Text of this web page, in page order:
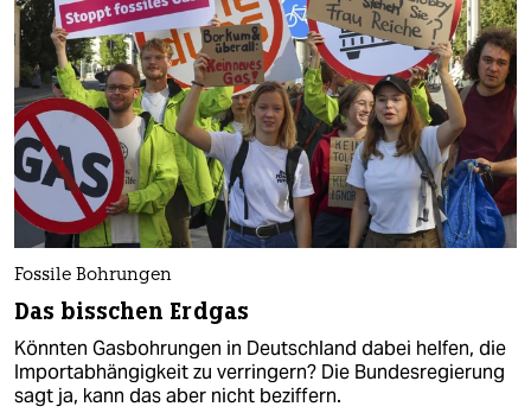
Fossile Bohrungen
Das bisschen Erdgas
Könnten Gasbohrungen in Deutschland dabei helfen, die
Importabhängigkeit zu verringern? Die Bundesregierung
sagt ja, kann das aber nicht beziffern.